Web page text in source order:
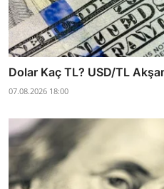
Dolar Kaç TL? USD/TL
07.08.2026 18:00